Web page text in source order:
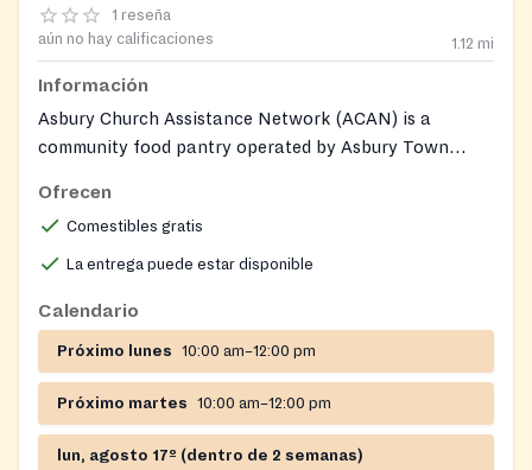
1 reseña
aún no hay calificaciones
1.12 mi
Información
Asbury Church Assistance Network (ACAN) is a
community food pantry operated by Asbury Town
fresh produce, and grocery gift cards to Anne Arundel
County residents experiencing food insecurity. ACAN
also offers food delivery to homebound individuals and
Thanksgiving and Christmas food baskets and gifts.
Ofrecen
Comestibles gratis
La entrega puede estar disponible
Calendario
Próximo lunes 10:00 am–12:00 pm
Próximo martes 10:00 am–12:00 pm
lun, agosto 17º (dentro de 2 semanas)